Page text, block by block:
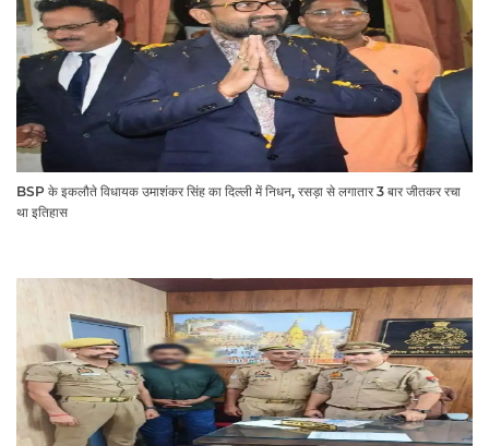
BSP के इकलौते विधायक उमाशंकर सिंह का दिल्ली में निधन, रसड़ा से लगातार 3 बार जीतकर रचा
था इतिहास